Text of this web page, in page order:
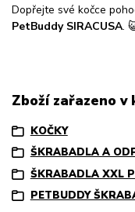
Dopřejte své kočce
PetBuddy SIRACUSA.
Zboží zařazeno
KOČKY
ŠKRABADLA A
ŠKRABADLA XXL
PETBUDDY